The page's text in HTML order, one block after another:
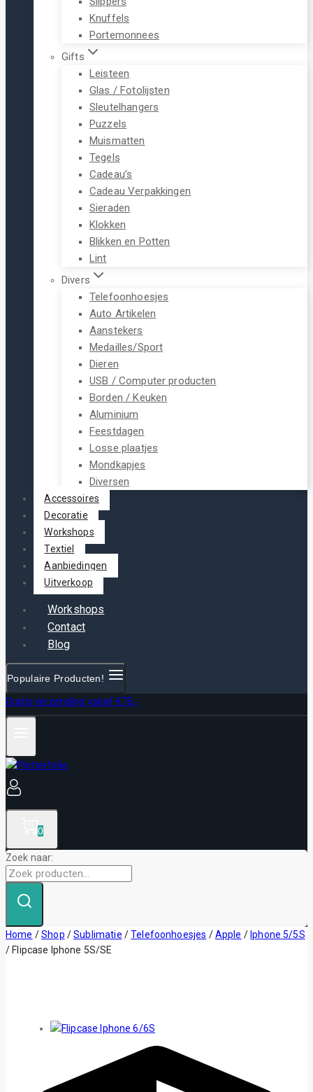
Knuffels
Portemonnees
Gifts
Leisteen
Glas / Fotolijsten
Sleutelhangers
Puzzels
Muismatten
Tegels
Cadeau’s
Cadeau Verpakkingen
Sieraden
Klokken
Blikken en Potten
Lint
Divers
Telefoonhoesjes
Auto Artikelen
Aanstekers
Medailles/Sport
Dieren
USB / Computer producten
Borden / Keuken
Aluminium
Feestdagen
Losse plaatjes
Mondkapjes
Diversen
Accessoires
Decoratie
Workshops
Textiel
Aanbiedingen
Uitverkoop
Workshops
Contact
Blog
Populaire Producten!
Gratis verzending vanaf €75,-
0
Zoek naar:
Home /Shop /Sublimatie /Telefoonhoesjes / Apple / Iphone 5/5S
/ Flipcase Iphone 5S/SE